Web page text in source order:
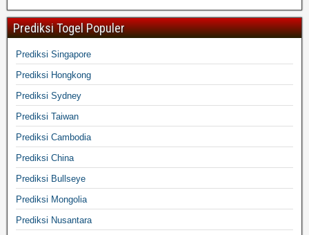
Prediksi Togel Populer
Prediksi Singapore
Prediksi Hongkong
Prediksi Sydney
Prediksi Taiwan
Prediksi Cambodia
Prediksi China
Prediksi Bullseye
Prediksi Mongolia
Prediksi Nusantara